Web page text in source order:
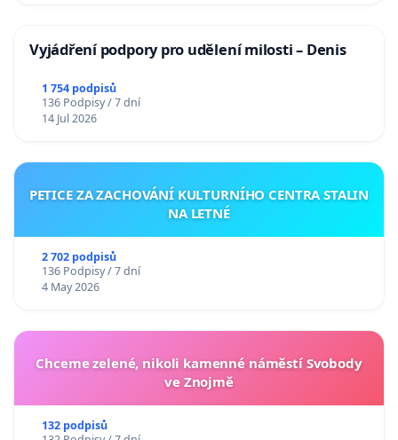
Vyjádření podpory pro udělení milosti – Denis
1 754 podpisů
136 Podpisy / 7 dní
14 Jul 2026
PETICE ZA ZACHOVÁNÍ KULTURNÍHO CENTRA STALIN
NA LETNÉ
2 702 podpisů
136 Podpisy / 7 dní
4 May 2026
Chceme zelené, nikoli kamenné náměstí Svobody
ve Znojmě
132 podpisů